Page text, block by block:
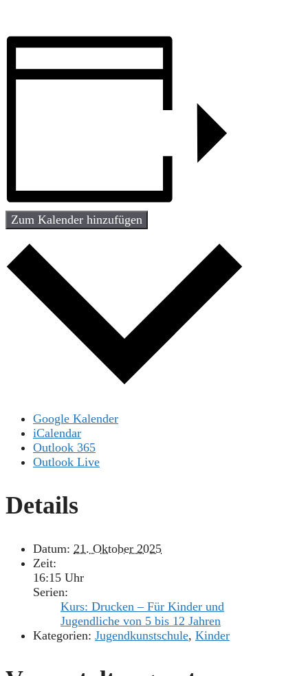
Zum Kalender hinzufügen
Google Kalender
iCalendar
Outlook 365
Outlook Live
Details
Datum: 21. Oktober 2025
Zeit:
16:15 Uhr
Serien:
Kurs: Drucken – Für Kinder und
Jugendliche von 5 bis 12 Jahren
Kategorien: Jugendkunstschule, Kinder